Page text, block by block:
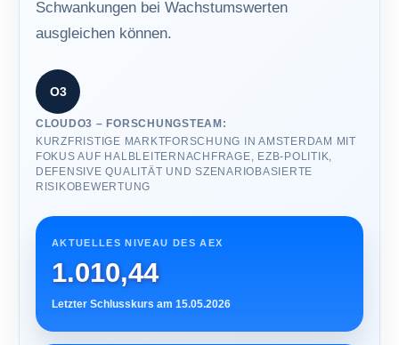
Schwankungen bei Wachstumswerten
ausgleichen können.
O3
CLOUDO3 – FORSCHUNGSTEAM:
KURZFRISTIGE MARKTFORSCHUNG IN AMSTERDAM MIT
FOKUS AUF HALBLEITERNACHFRAGE, EZB-POLITIK,
DEFENSIVE QUALITÄT UND SZENARIOBASIERTE
RISIKOBEWERTUNG
AKTUELLES NIVEAU DES AEX
1.010,44
Letzter Schlusskurs am 15.05.2026